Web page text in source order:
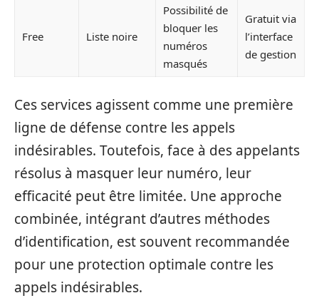
Free Liste noire
Possibilité de
bloquer les
numéros
masqués
Gratuit via
l’interface
de gestion
Ces services agissent comme une première
ligne de défense contre les appels
indésirables. Toutefois, face à des appelants
résolus à masquer leur numéro, leur
efficacité peut être limitée. Une approche
combinée, intégrant d’autres méthodes
d’identification, est souvent recommandée
pour une protection optimale contre les
appels indésirables.